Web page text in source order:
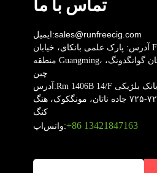
تماس با ما
ایمیل:sales@runfreecig.com
آدرس: پارک علمی بانکای، خیابان Fenghuang،
منطقه Guangming، شنژن، استان گوانگدونگ،
چین
آدرس:Rm 1406B 14/F ساختمان بانک بلژیکی
شماره ۷۲۱-۷۲۵ جاده ناتان، مونگکوک، هنگ
کنگ
واتس‌اپ:‎+86 13421847163‎